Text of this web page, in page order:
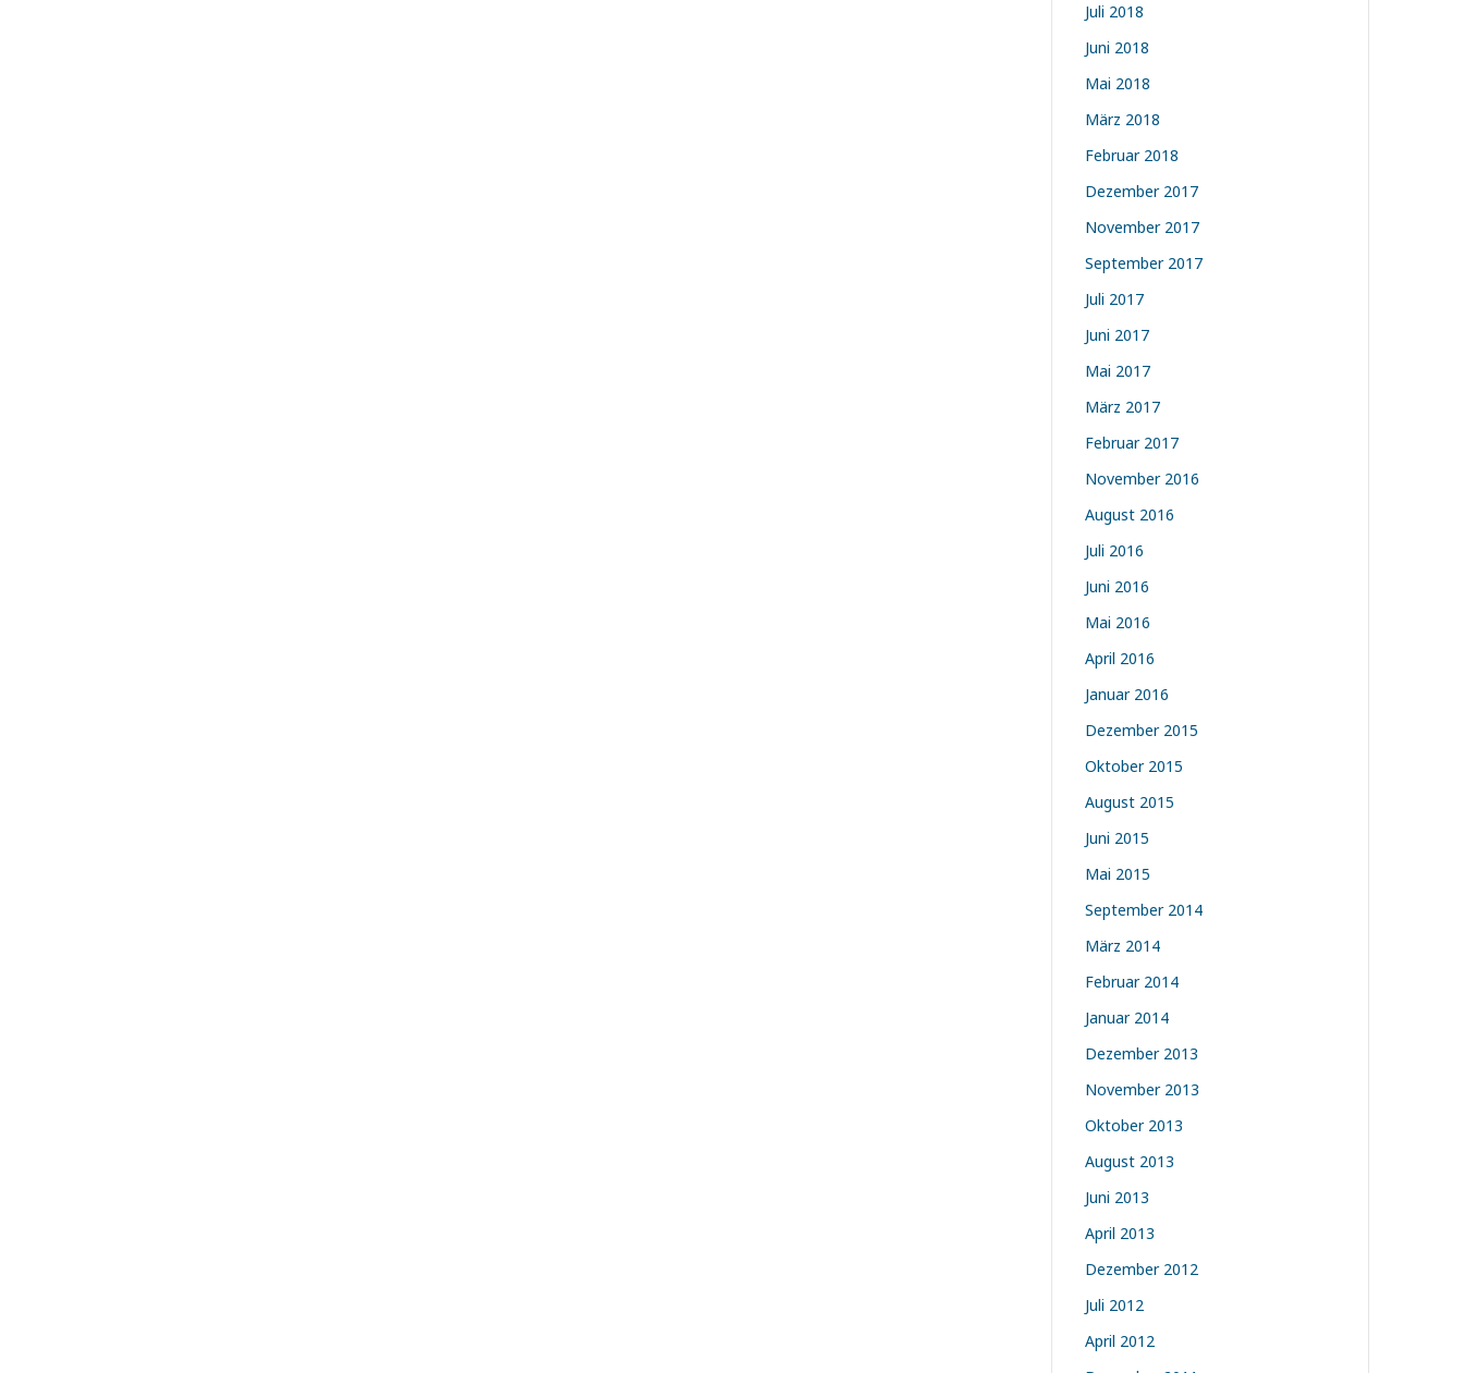
Juli 2018
Juni 2018
Mai 2018
März 2018
Februar 2018
Dezember 2017
November 2017
September 2017
Juli 2017
Juni 2017
Mai 2017
März 2017
Februar 2017
November 2016
August 2016
Juli 2016
Juni 2016
Mai 2016
April 2016
Januar 2016
Dezember 2015
Oktober 2015
August 2015
Juni 2015
Mai 2015
September 2014
März 2014
Februar 2014
Januar 2014
Dezember 2013
November 2013
Oktober 2013
August 2013
Juni 2013
April 2013
Dezember 2012
Juli 2012
April 2012